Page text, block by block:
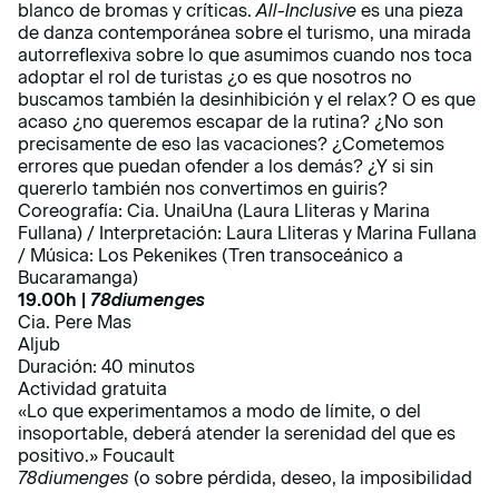
blanco de bromas y críticas.All-Inclusive es una pieza
de danza contemporánea sobre el turismo, una mirada
autorreflexiva sobre lo que asumimos cuando nos toca
adoptar el rol de turistas ¿o es que nosotros no
buscamos también la desinhibición y el relax? O es que
acaso ¿no queremos escapar de la rutina? ¿No son
precisamente de eso las vacaciones? ¿Cometemos
errores que puedan ofender a los demás? ¿Y si sin
quererlo también nos convertimos en guiris?
Coreografía: Cia. UnaiUna (Laura Lliteras y Marina
Fullana) / Interpretación: Laura Lliteras y Marina Fullana
/ Música: Los Pekenikes (Tren transoceánico a
Bucaramanga)
19.00h | 78diumenges
Cia. Pere Mas
Aljub
Duración: 40 minutos
Actividad gratuita
«Lo que experimentamos a modo de límite, o del
insoportable, deberá atender la serenidad del que es
positivo.» Foucault
78diumenges (o sobre pérdida, deseo, la imposibilidad